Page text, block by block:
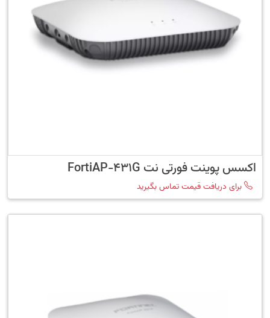
اکسس پوینت فورتی نت FortiAP-431G
برای دریافت قیمت تماس بگیرید